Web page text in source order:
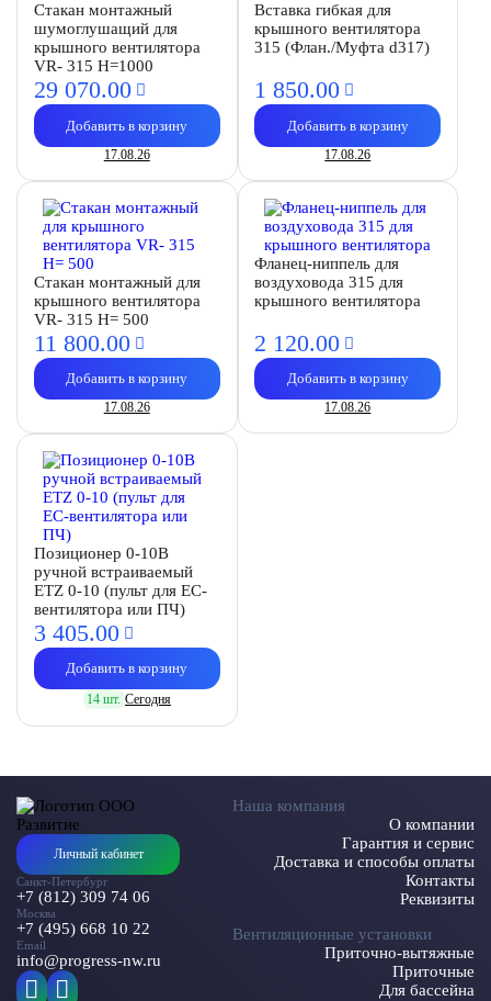
Стакан монтажный
шумоглушащий для
крышного вентилятора
VR- 315 H=1000
29 070.00
Добавить в корзину
17.08.26
Вставка гибкая для
крышного вентилятора
315 (Флан./Муфта d317)
1 850.00
Добавить в корзину
17.08.26
Стакан монтажный для
крышного вентилятора
VR- 315 H= 500
11 800.00
Добавить в корзину
17.08.26
Фланец-ниппель для
воздуховода 315 для
крышного вентилятора
2 120.00
Добавить в корзину
17.08.26
Позиционер 0-10В
ручной встраиваемый
ETZ 0-10 (пульт для EC-
вентилятора или ПЧ)
3 405.00
Добавить в корзину
14 шт. Сегодня
Личный кабинет
Санкт-Петербург
+7 (812) 309 74 06
Москва
+7 (495) 668 10 22
Email
info@progress-nw.ru
Наша компания
О компании
Гарантия и сервис
Доставка и способы оплаты
Контакты
Реквизиты
Вентиляционные установки
Приточно-вытяжные
Приточные
Для бассейна